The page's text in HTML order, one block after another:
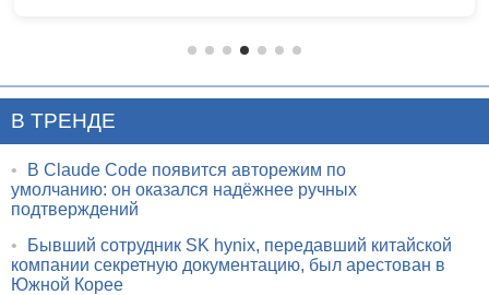
В ТРЕНДЕ
•
В Claude Code появится авторежим по
умолчанию: он оказался надёжнее ручных
подтверждений
•
Бывший сотрудник SK hynix, передавший китайской
компании секретную документацию, был арестован в
Южной Корее